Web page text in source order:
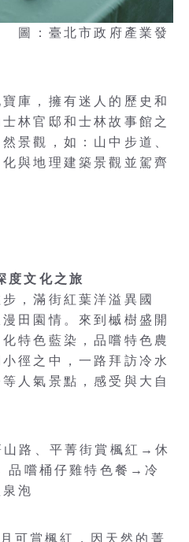
圖：臺北市政府產業發
庫，擁有迷人的歷史和
林官邸和士林故事館之
景觀，如：山中步道、
與地理建築景觀並駕齊
度文化之旅
，滿街紅葉洋溢異國
田園情。來到槭樹盛開
特色藍染，品嚐特色農
徑之中，一路拜訪冷水
人氣景點，感受與大自
路、平菁街賞楓紅→休
嚐桶仔雞特色餐→冷
泡
賞楓紅，因天然的菁